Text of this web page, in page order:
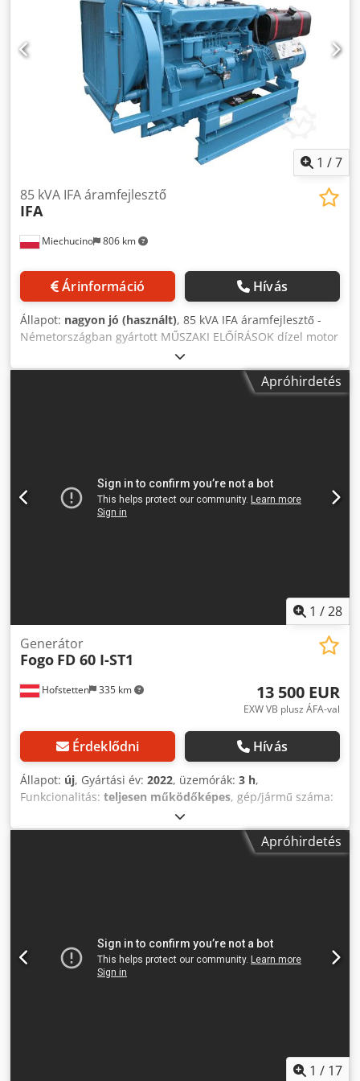
1 /7
Miechucino 806 km
85 kVA IFA áramfejlesztő
IFA
Árinformáció Hívás
Állapot: nagyon jó (használt), 85 kVA IFA áramfejlesztő -
Németországban gyártott MŰSZAKI ELŐÍRÁSOK dízel motor
IFA 6VD14.5 / 12/2SRW VEB DGA 68/5 generátor
motorteljesítmény 68 kW generátor teljesítménye max. 85
kVA Dsdpsivtazjfx Akxjwa folyadékhűtéses motorApróhirdetés
1 /28
Hofstetten 335 km
Generátor
Fogo FD 60 I-ST1
13 500 EUR
EXW VB plusz ÁFA-val
Érdeklődni Hívás
Állapot: új, Gyártási év: 2022, üzemórák: 3 h,
Funkcionalitás: teljesen működőképes, gép/jármű száma:
, üzemanyagtípus:
tartálykapacitás:240 l, szín:szürke-fekete, teljesítmény:60
, kimeneti feszültség:
szélesség:1 150 mm , teljes magasság:1 400 mm
fordulatszám (max.):1 800 ford/min, motor gyártó:Iveco
víz, hengerszám:
Vízhűtéses * Teljesítmény: 60 kW, 1500 fordulat/perc
Apróhirdetés
1 / 17